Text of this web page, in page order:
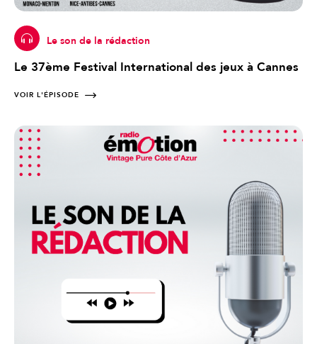
Le son de la rédaction
Le 37ème Festival International des jeux à Cannes
VOIR L'ÉPISODE